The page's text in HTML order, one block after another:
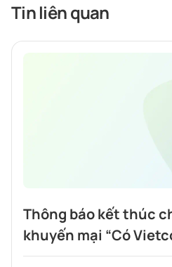
Tin liên quan
Thông báo kết thúc
khuyến mại “Có
Highlands nửa giá”